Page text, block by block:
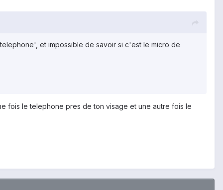
et impossible de savoir si c'est le micro de
fois le telephone pres de ton visage et une autre fois le